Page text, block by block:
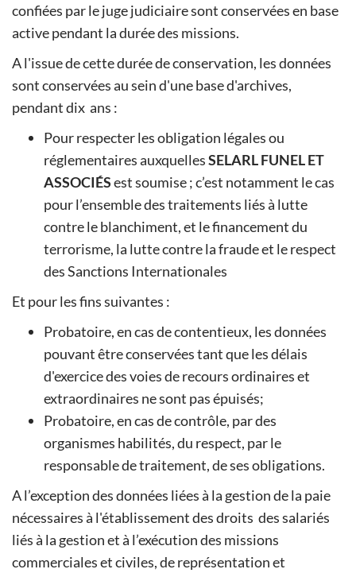
confiées par le juge judiciaire sont conservées en base
active pendant la durée des missions.
A l'issue de cette durée de conservation, les données
sont conservées au sein d'une base d'archives,
pendant dix ans :
Pour respecter les obligation légales ou
réglementaires auxquellesSELARL FUNEL ET
ASSOCIÉSest soumise ; c’est notamment le cas
pour l’ensemble des traitements liés à lutte
contre le blanchiment, et le financement du
terrorisme, la lutte contre la fraude et le respect
des Sanctions Internationales
Et pour les fins suivantes :
Probatoire, en cas de contentieux, les données
pouvant être conservées tant que les délais
d'exercice des voies de recours ordinaires et
extraordinaires ne sont pas épuisés;
Probatoire, en cas de contrôle, par des
organismes habilités, du respect, par le
responsable de traitement, de ses obligations.
A l’exception des données liées à la gestion de la paie
nécessaires à l'établissement des droits des salariés
liés à la gestion et à l’exécution des missions
commerciales et civiles, de représentation et